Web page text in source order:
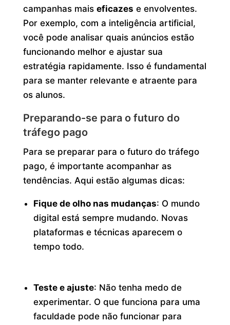
campanhas mais eficazes e envolventes.
Por exemplo, com a inteligência artificial,
você pode analisar quais anúncios estão
funcionando melhor e ajustar sua
estratégia rapidamente. Isso é fundamental
para se manter relevante e atraente para
os alunos.
Preparando-se para o futuro do
tráfego pago
Para se preparar para o futuro do tráfego
pago, é importante acompanhar as
tendências. Aqui estão algumas dicas:
Fique de olho nas mudanças: O mundo
digital está sempre mudando. Novas
plataformas e técnicas aparecem o
tempo todo.
Teste e ajuste: Não tenha medo de
experimentar. O que funciona para uma
faculdade pode não funcionar para